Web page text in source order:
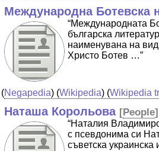
Международна Ботевска
“Международната
българска
наименувана на
Христо Ботев …”
(Negapedia) (Wikipedia) (Wikipedia
Наташа Корольова [People]
“Наталия
с псевдонима си
съветска